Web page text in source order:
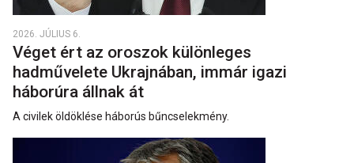
2026. JÚLIUS 6.
Véget ért az oroszok különleges
hadművelete Ukrajnában, immár igazi
háborúra állnak át
A civilek öldöklése háborús bűncselekmény.